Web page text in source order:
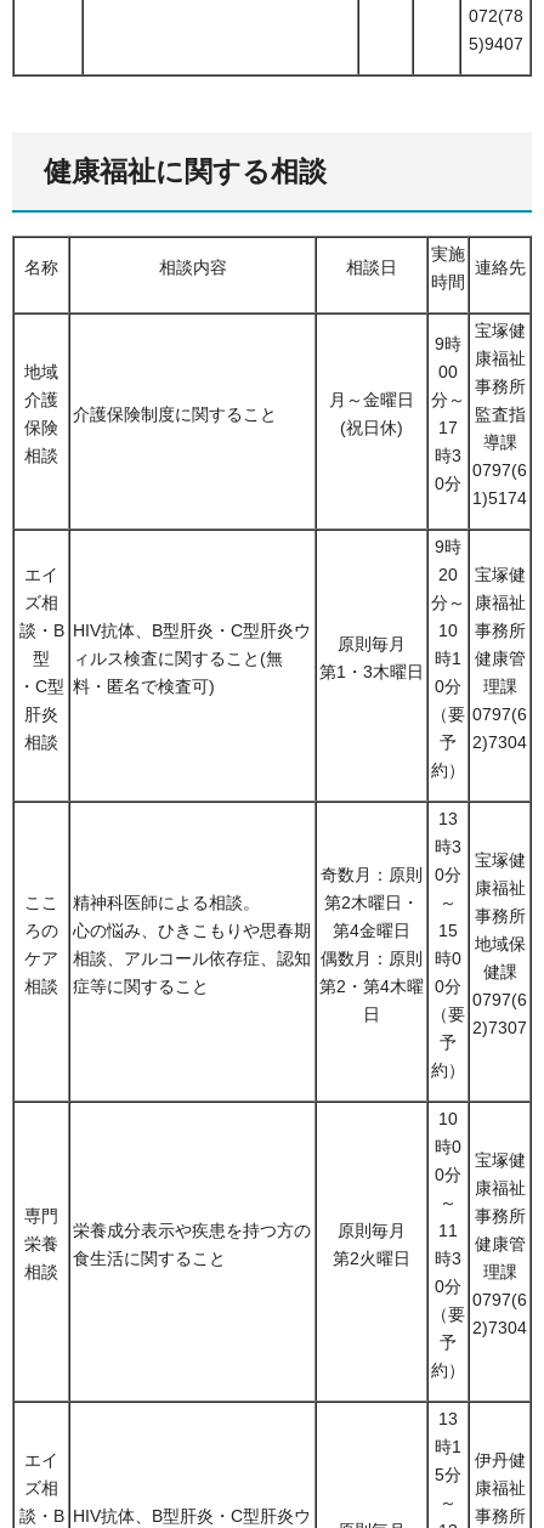
072(78
5)9407
健康福祉に関する相談
名称 相談内容 相談日
実施
時間
連絡先
地域
介護
保険
相談
介護保険制度に関すること
月～金曜日
(祝日休)
9時
00
分～
17
時3
0分
宝塚健
康福祉
事務所
監査指
導課
0797(6
1)5174
エイ
ズ相
談・B
型
・C型
肝炎
相談
HIV抗体、B型肝炎・C型肝炎ウ
ィルス検査に関すること(無
料・匿名で検査可)
原則毎月
第1・3木曜日
9時
20
分～
10
時1
0分
（要
予
約）
宝塚健
康福祉
事務所
健康管
理課
0797(6
2)7304
ここ
ろの
ケア
相談
精神科医師による相談。
心の悩み、ひきこもりや思春期
相談、アルコール依存症、認知
症等に関すること
奇数月：原則
第2木曜日・
第4金曜日
偶数月：原則
第2・第4木曜
日
13
時3
0分
～
15
時0
0分
（要
予
約）
宝塚健
康福祉
事務所
地域保
健課
0797(6
2)7307
専門
栄養
相談
栄養成分表示や疾患を持つ方の
食生活に関すること
原則毎月
第2火曜日
10
時0
0分
～
11
時3
0分
（要
予
約）
宝塚健
康福祉
事務所
健康管
理課
0797(6
2)7304
エイ
ズ相
談・B HIV抗体、B型肝炎・C型肝炎ウ
13
時1
5分
～
伊丹健
康福祉
事務所